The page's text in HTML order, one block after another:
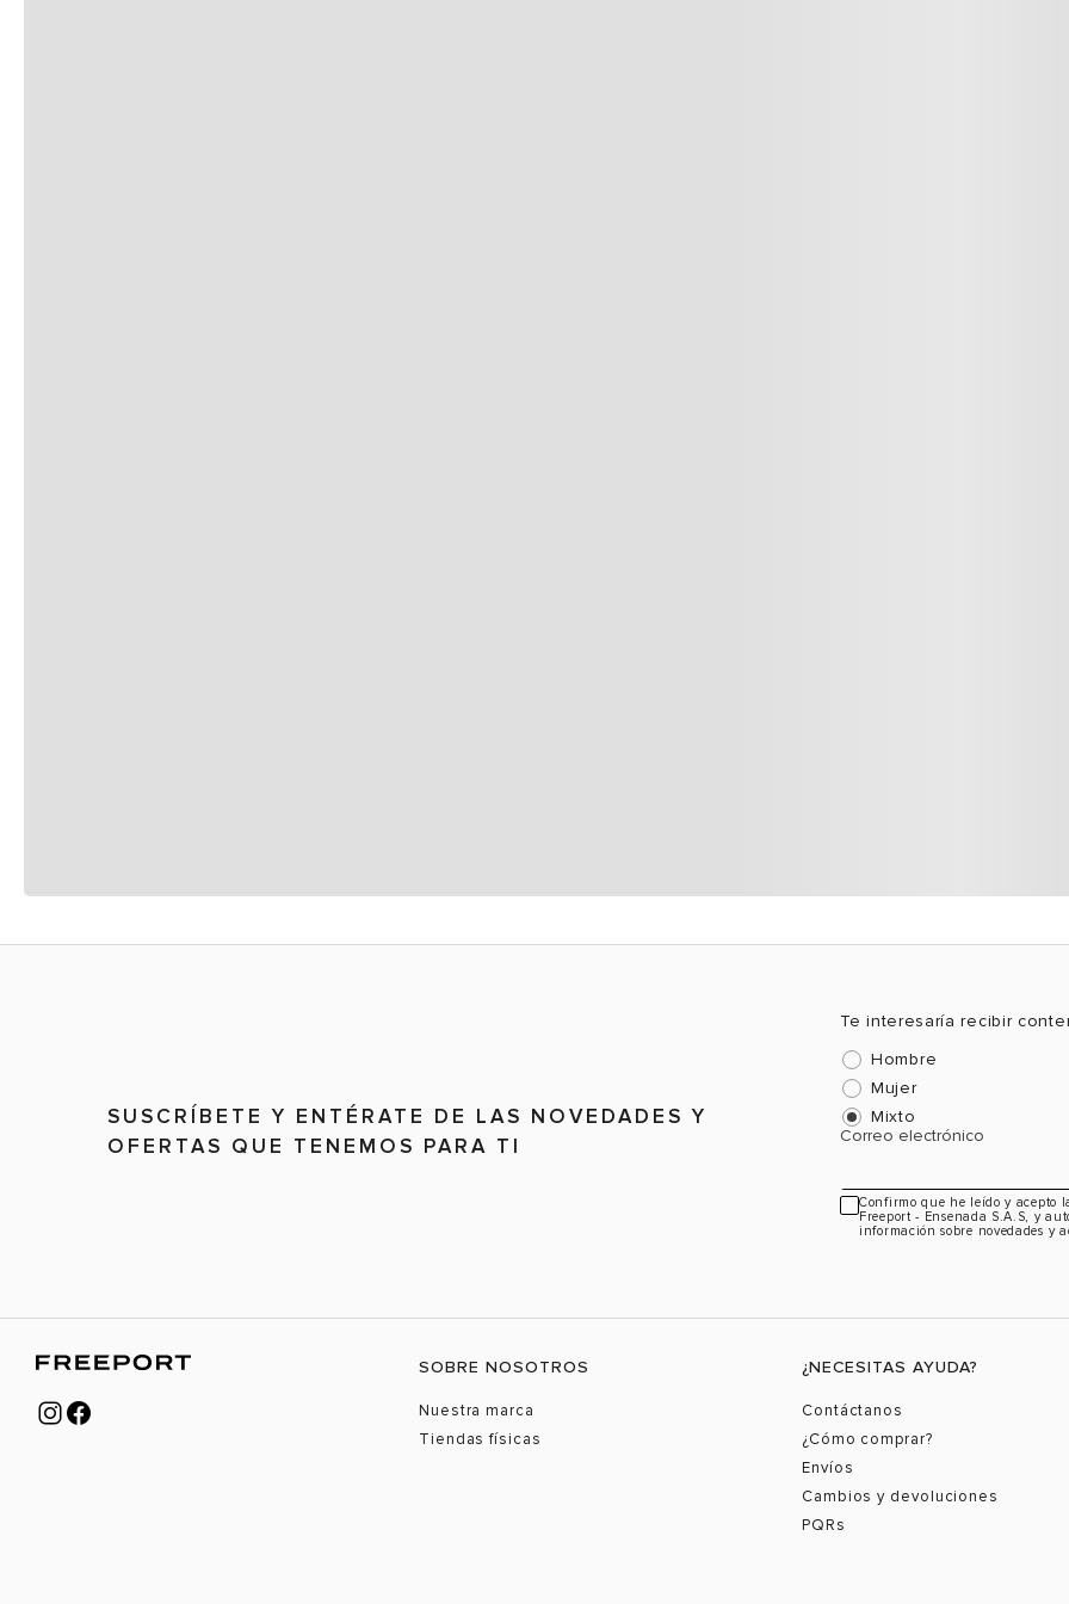
SUSCRÍBETE Y ENTÉRATE DE LAS NOVEDADES Y
OFERTAS QUE TENEMOS PARA TI
Te interesaría recibir
Hombre
Mujer
Mixto
Correo electrónico
Confirmo que he leído y acepto
Freeport - Ensenada S.A.S, y
información sobre novedades y
SOBRE NOSOTROS
Nuestra marca
Tiendas físicas
¿NECESITAS AYUDA?
Contáctanos
¿Cómo comprar?
Envíos
Cambios y devoluciones
PQRs